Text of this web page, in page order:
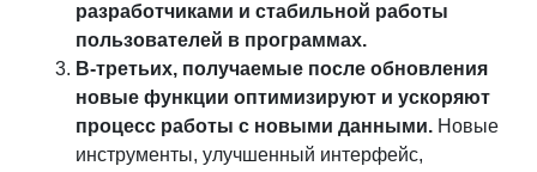
разработчиками и стабильной работы
пользователей в программах.
В-третьих, получаемые после обновления
новые функции оптимизируют и ускоряют
процесс работы с новыми данными. Новые
инструменты, улучшенный интерфейс,